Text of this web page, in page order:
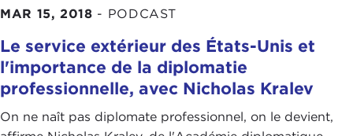
MAR 15, 2018 - PODCAST
Le service extérieur des États-Unis et
l'importance de la diplomatie
professionnelle, avec Nicholas Kralev
On ne naît pas diplomate professionnel, on le devient,